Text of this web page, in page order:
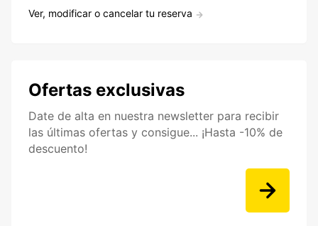
Ver, modificar o cancelar tu reserva
Ofertas exclusivas
Date de alta en nuestra newsletter para recibir
las últimas ofertas y consigue... ¡Hasta -10% de
descuento!